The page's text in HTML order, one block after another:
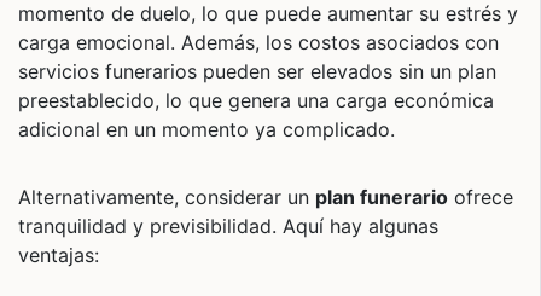
momento de duelo, lo que puede aumentar su estrés y
carga emocional. Además, los costos asociados con
servicios funerarios pueden ser elevados sin un plan
preestablecido, lo que genera una carga económica
adicional en un momento ya complicado.
Alternativamente, considerar un plan funerario ofrece
tranquilidad y previsibilidad. Aquí hay algunas
ventajas: